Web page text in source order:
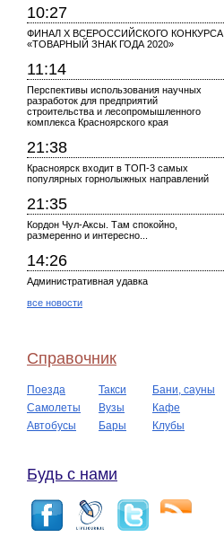
10:27
ФИНАЛ X ВСЕРОССИЙСКОГО КОНКУРСА
«ТОВАРНЫЙ ЗНАК ГОДА 2020»
11:14
Перспективы использования научных
разработок для предприятий
строительства и лесопромышленного
комплекса Красноярского края
21:38
Красноярск входит в ТОП-3 самых
популярных горнолыжных направлений
21:35
Кордон Чул-Аксы. Там спокойно,
размеренно и интересно...
14:26
Административная удавка
все новости
Справочник
Поезда Такси
Бани, сауны
Самолеты
Вузы
Кафе
Автобусы
Бары Клубы
Будь с нами